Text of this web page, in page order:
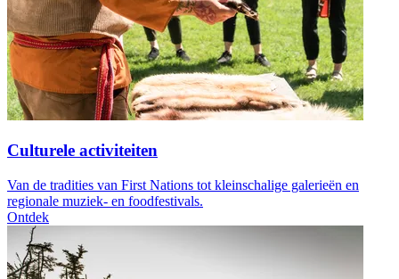
Culturele activiteiten
Van de tradities van First Nations tot kleinschalige galerieën en
regionale muziek- en foodfestivals.
Ontdek